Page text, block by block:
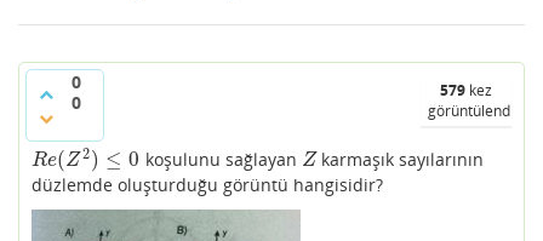
0
0
579 kez
görüntülendi
Re(Z 2) ≤ 0
Re(Z2)≤0 koşulunu sağlayan Z
Z karmaşık sayılarının
düzlemde oluşturduğu görüntü hangisidir?